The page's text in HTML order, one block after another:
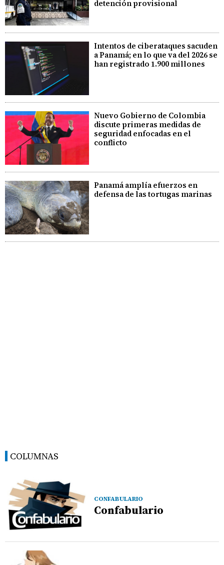
detención provisional
Intentos de ciberataques sacuden
a Panamá; en lo que va del 2026 se
han registrado 1.900 millones
Nuevo Gobierno de Colombia
discute primeras medidas de
seguridad enfocadas en el
conflicto
Panamá amplía efuerzos en
defensa de las tortugas marinas
COLUMNAS
CONFABULARIO
Confabulario